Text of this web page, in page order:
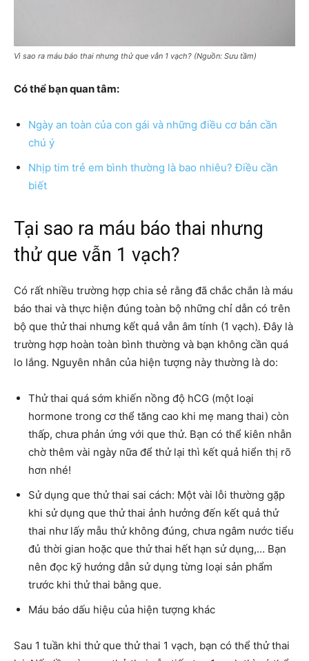
Vì sao ra máu báo thai nhưng thử que vẫn 1 vạch? (Nguồn: Sưu tầm)
Có thể bạn quan tâm:
Ngày an toàn của con gái và những điều cơ bản cần
chú ý
Nhịp tim trẻ em bình thường là bao nhiêu? Điều cần
biết
Tại sao ra máu báo thai nhưng
thử que vẫn 1 vạch?
Có rất nhiều trường hợp chia sẻ rằng đã chắc chắn là máu
báo thai và thực hiện đúng toàn bộ những chỉ dẫn có trên
bộ que thử thai nhưng kết quả vẫn âm tính (1 vạch). Đây là
trường hợp hoàn toàn bình thường và bạn không cần quá
lo lắng. Nguyên nhân của hiện tượng này thường là do:
Thử thai quá sớm khiến nồng độ hCG (một loại
hormone trong cơ thể tăng cao khi mẹ mang thai) còn
thấp, chưa phản ứng với que thử. Bạn có thể kiên nhẫn
chờ thêm vài ngày nữa để thử lại thì kết quả hiển thị rõ
hơn nhé!
Sử dụng que thử thai sai cách: Một vài lỗi thường gặp
khi sử dụng que thử thai ảnh hưởng đến kết quả thử
thai như lấy mẫu thử không đúng, chưa ngâm nước tiểu
đủ thời gian hoặc que thử thai hết hạn sử dụng,… Bạn
nên đọc kỹ hướng dẫn sử dụng từng loại sản phẩm
trước khi thử thai bằng que.
Máu báo dấu hiệu của hiện tượng khác
Sau 1 tuần khi thử que thử thai 1 vạch, bạn có thể thử thai